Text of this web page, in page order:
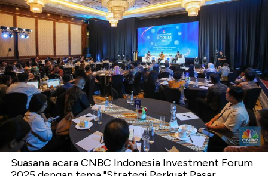
Suasana acara CNBC Indonesia Investment Forum